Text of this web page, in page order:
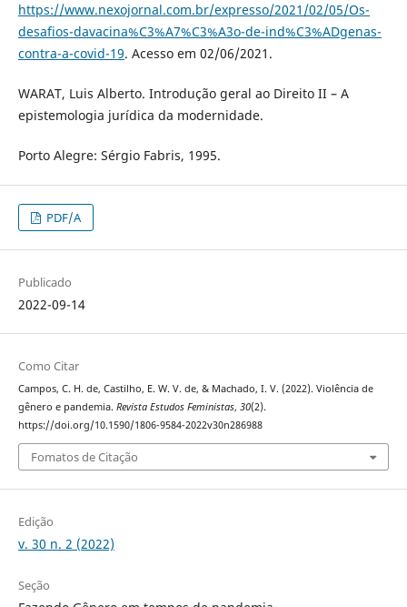
https://www.nexojornal.com.br/expresso/2021/02/05/Os-
desafios-davacina%C3%A7%C3%A3o-de-ind%C3%ADgenas-
contra-a-covid-19. Acesso em 02/06/2021.
WARAT, Luis Alberto. Introdução geral ao Direito II – A
epistemologia jurídica da modernidade.
Porto Alegre: Sérgio Fabris, 1995.
PDF/A
Publicado
2022-09-14
Como Citar
Campos, C. H. de, Castilho, E. W. V. de, & Machado, I. V. (2022). Violência de
gênero e pandemia. Revista Estudos Feministas, 30(2).
https://doi.org/10.1590/1806-9584-2022v30n286988
Fomatos de Citação
Edição
v. 30 n. 2 (2022)
Seção